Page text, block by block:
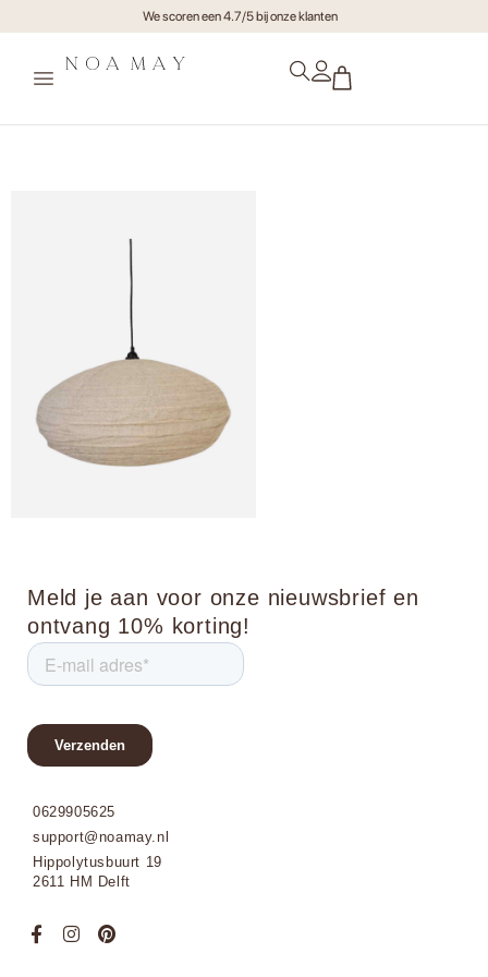
We scoren een 4.7/5 bij onze klanten
Meld je aan voor onze nieuwsbrief en
ontvang 10% korting!
0629905625
support@noamay.nl
Hippolytusbuurt 19
2611 HM Delft